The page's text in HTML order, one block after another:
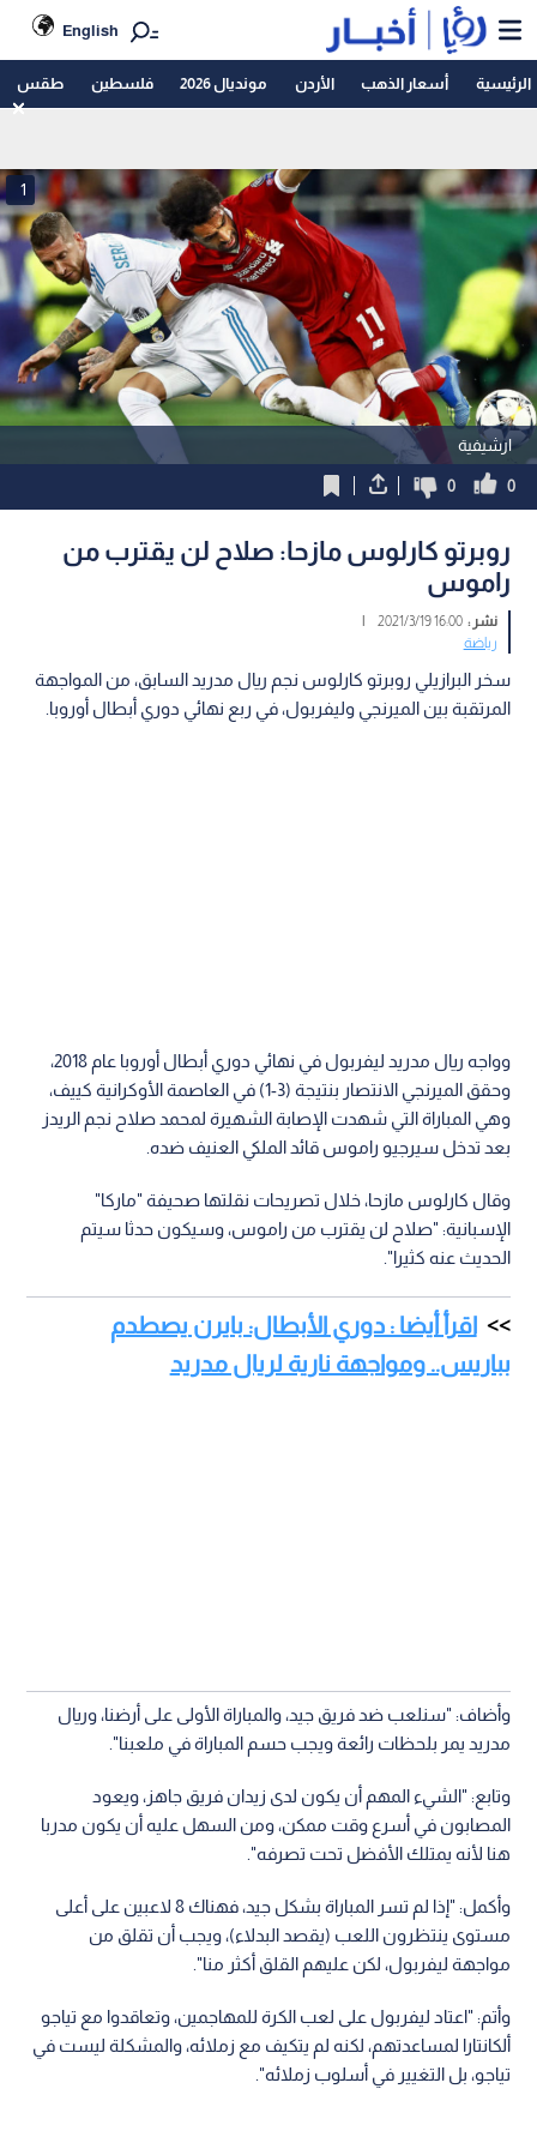
English
الرئيسية أسعار الذهب الأردن مونديال 2026 فلسطين طقس
ارشيفية
1
0
0
روبرتو كارلوس مازحا: صلاح لن يقترب من
راموس
نشر :16:00 2021/3/19
|
رياضة
سخر البرازيلي روبرتو كارلوس نجم ريال مدريد السابق، من المواجهة
المرتقبة بين الميرنجي وليفربول، في ربع نهائي دوري أبطال أوروبا.
وواجه ريال مدريد ليفربول في نهائي دوري أبطال أوروبا عام 2018،
وحقق الميرنجي الانتصار بنتيجة (3-1) في العاصمة الأوكرانية كييف،
وهي المباراة التي شهدت الإصابة الشهيرة لمحمد صلاح نجم الريدز
بعد تدخل سيرجيو راموس قائد الملكي العنيف ضده.
وقال كارلوس مازحا، خلال تصريحات نقلتها صحيفة "ماركا"
الإسبانية: "صلاح لن يقترب من راموس، وسيكون حدثا سيتم
الحديث عنه كثيرا".
اقرأ أيضا : دوري الأبطال: بايرن يصطدم
بباريس.. ومواجهة نارية لريال مدريد
وأضاف: "سنلعب ضد فريق جيد، والمباراة الأولى على أرضنا، وريال
مدريد يمر بلحظات رائعة ويجب حسم المباراة في ملعبنا".
وتابع: "الشيء المهم أن يكون لدى زيدان فريق جاهز، ويعود
المصابون في أسرع وقت ممكن، ومن السهل عليه أن يكون مدربا
هنا لأنه يمتلك الأفضل تحت تصرفه".
وأكمل: "إذا لم تسر المباراة بشكل جيد، فهناك 8 لاعبين على أعلى
مستوى ينتظرون اللعب (يقصد البدلاء)، ويجب أن تقلق من
مواجهة ليفربول، لكن عليهم القلق أكثر منا".
وأتم: "اعتاد ليفربول على لعب الكرة للمهاجمين، وتعاقدوا مع تياجو
ألكانتارا لمساعدتهم، لكنه لم يتكيف مع زملائه، والمشكلة ليست في
تياجو، بل التغيير في أسلوب زملائه".